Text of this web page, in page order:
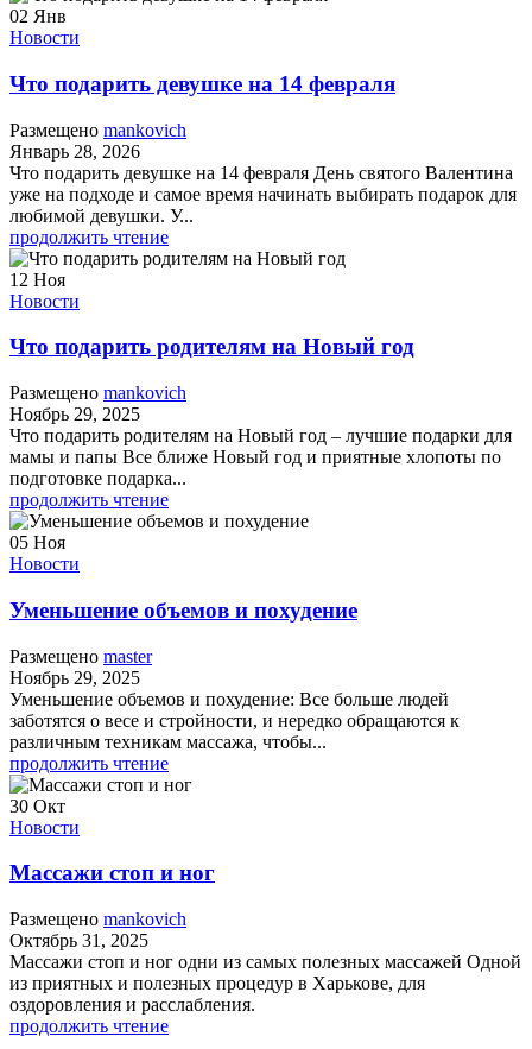
02 Янв
Новости
Что подарить девушке на 14 февраля
Размещено mankovich
Январь 28, 2026
Что подарить девушке на 14 февраля День святого Валентина
уже на подходе и самое время начинать выбирать подарок для
любимой девушки. У...
продолжить чтение
12 Ноя
Новости
Что подарить родителям на Новый год
Размещено mankovich
Ноябрь 29, 2025
Что подарить родителям на Новый год – лучшие подарки для
мамы и папы Все ближе Новый год и приятные хлопоты по
подготовке подарка...
продолжить чтение
05 Ноя
Новости
Уменьшение объемов и похудение
Размещено master
Ноябрь 29, 2025
Уменьшение объемов и похудение: Все больше людей
заботятся о весе и стройности, и нередко обращаются к
различным техникам массажа, чтобы...
продолжить чтение
30 Окт
Новости
Массажи стоп и ног
Размещено mankovich
Октябрь 31, 2025
Массажи стоп и ног одни из самых полезных массажей Одной
из приятных и полезных процедур в Харькове, для
оздоровления и расслабления.
продолжить чтение